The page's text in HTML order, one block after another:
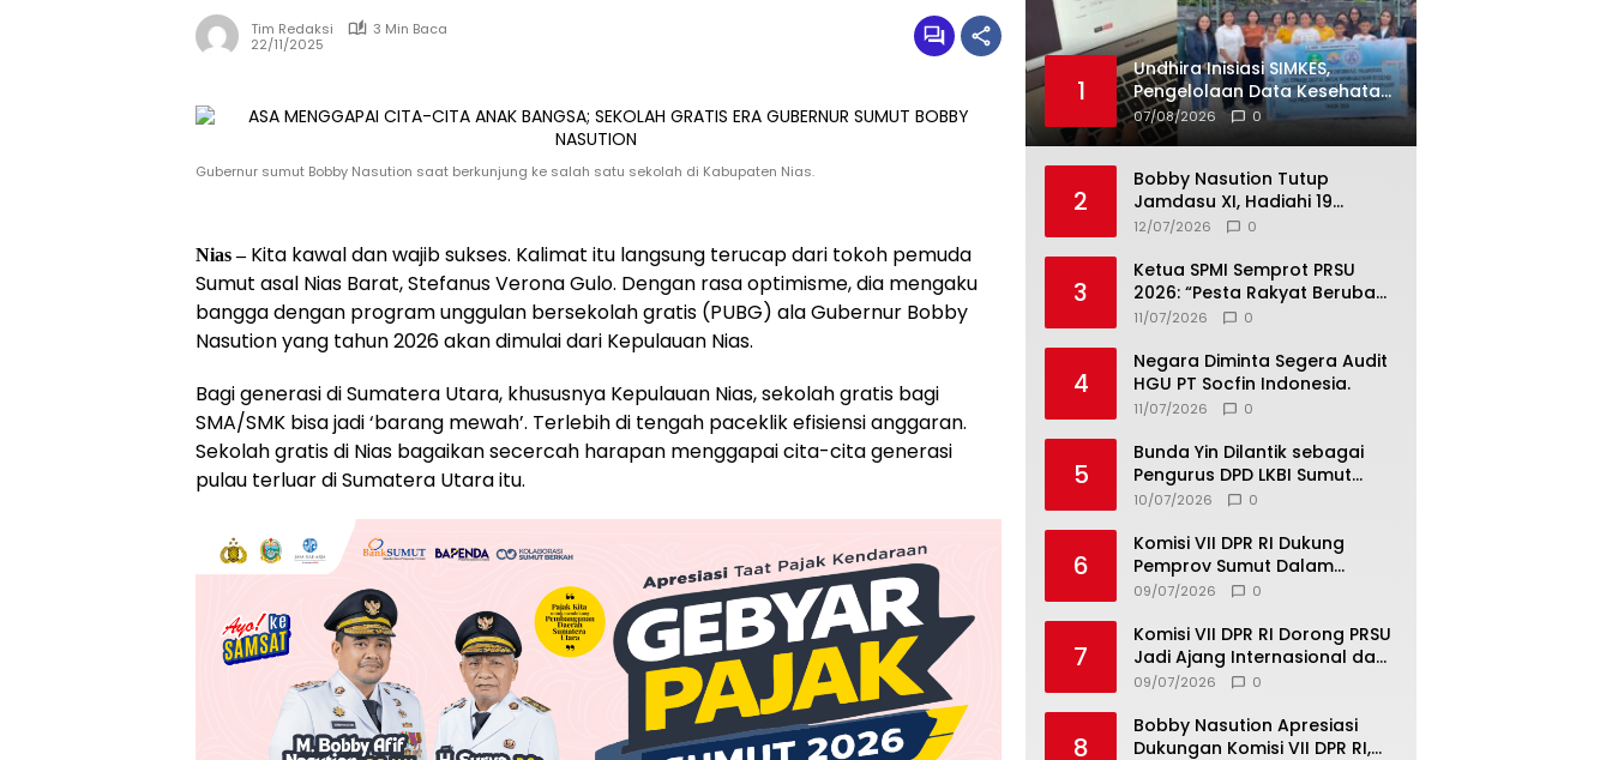
Tim Redaksi
3 Min Baca
22/11/2025
Gubernur sumut Bobby Nasution saat berkunjung ke salah satu sekolah di Kabupaten Nias.
Nias –Kita kawal dan wajib sukses. Kalimat itu langsung terucap dari tokoh pemuda
Sumut asal Nias Barat, Stefanus Verona Gulo. Dengan rasa optimisme, dia mengaku
bangga dengan program unggulan bersekolah gratis (PUBG) ala Gubernur Bobby
Nasution yang tahun 2026 akan dimulai dari Kepulauan Nias.
Bagi generasi di Sumatera Utara, khususnya Kepulauan Nias, sekolah gratis bagi
SMA/SMK bisa jadi ‘barang mewah’. Terlebih di tengah paceklik efisiensi anggaran.
Sekolah gratis di Nias bagaikan secercah harapan menggapai cita-cita generasi
pulau terluar di Sumatera Utara itu.
1
Undhira Inisiasi SIMKES,
Pengelolaan Data Kesehatan
Siswa Kini Lebih Cepat dan
Terintegrasi
07/08/2026 0
2
Bobby Nasution Tutup
Jamdasu XI, Hadiahi 19
Petugas Upacara Berangkat
12/07/2026 0
3
Ketua SPMI Semprot PRSU
2026: “Pesta Rakyat Berubah
Jadi Ajang Bisnis, Target 300
Slogan”
11/07/2026 0
4
Negara Diminta Segera Audit
HGU PT Socfin Indonesia.
11/07/2026 0
5
Bunda Yin Dilantik sebagai
Pengurus DPD LKBI Sumut
2026–2031, Tegaskan
dan Kerukunan
10/07/2026 0
6
Komisi VII DPR RI Dukung
Pemprov Sumut Dalam
Pemberantasan Pungli di
09/07/2026 0
7
Komisi VII DPR RI Dorong PRSU
Jadi Ajang Internasional dan
Pusat Investasi Sumut
09/07/2026 0
8
Bobby Nasution Apresiasi
Dukungan Komisi VII DPR RI,